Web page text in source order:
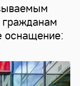
оснащение: